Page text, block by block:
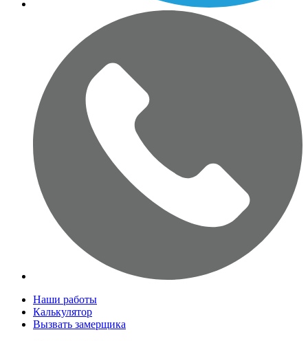
Наши работы
Калькулятор
Вызвать замерщика